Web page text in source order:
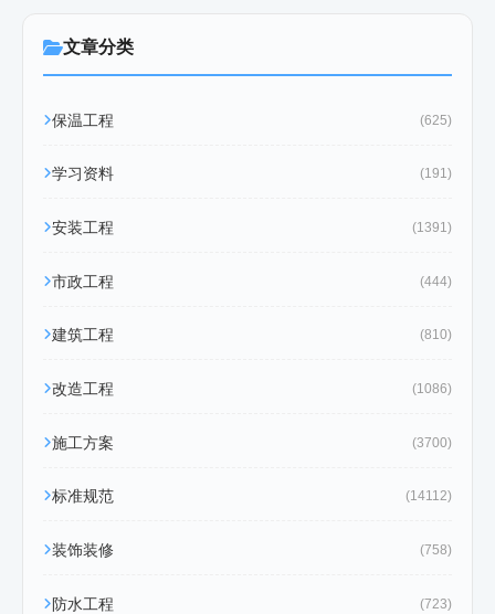
文章分类
保温工程 (625)
学习资料 (191)
安装工程 (1391)
市政工程 (444)
建筑工程 (810)
改造工程 (1086)
施工方案 (3700)
标准规范 (14112)
装饰装修 (758)
防水工程 (723)